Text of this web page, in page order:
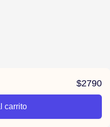
$2790
carrito